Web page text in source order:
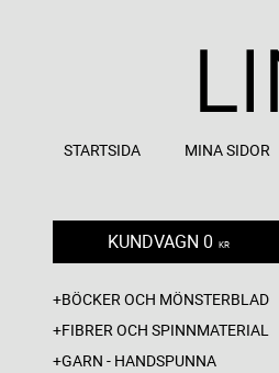
STARTSIDA MINA SIDOR
KUNDVAGN 0 KR
BÖCKER OCH MÖNSTERBLAD
FIBRER OCH SPINNMATERIAL
GARN - HANDSPUNNA